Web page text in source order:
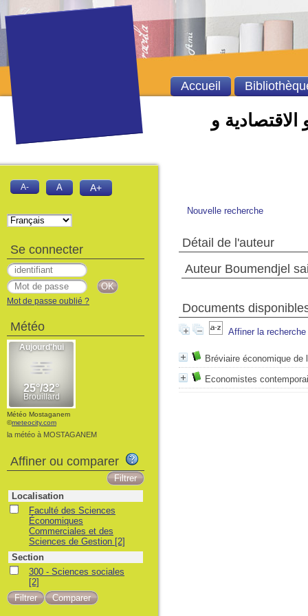
الاقتصادية و
Nouvelle recherche
Détail de l'auteur
Auteur Boumendjel
Documents
Affiner la recherche
Bréviaire économique de
Economistes
Accueil
A- A A+
Se connecter
Mot de passe oublié ?
Météo
Météo Mostaganem
©meteocity.com
la météo à MOSTAGANEM
Affiner ou comparer
Localisation
Faculté des Sciences
Économiques
Commerciales et des
Sciences de Gestion [2]
Section
300 - Sciences sociales
[2]